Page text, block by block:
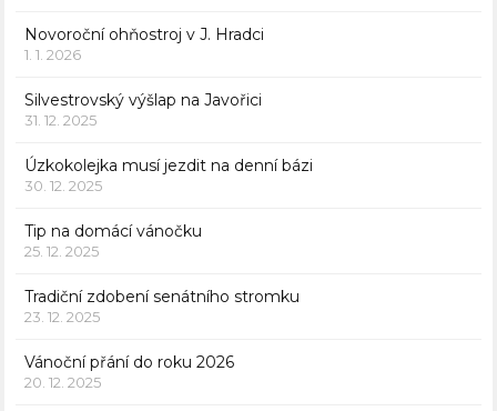
Novoroční ohňostroj v J. Hradci
1. 1. 2026
Silvestrovský výšlap na Javořici
31. 12. 2025
Úzkokolejka musí jezdit na denní bázi
30. 12. 2025
Tip na domácí vánočku
25. 12. 2025
Tradiční zdobení senátního stromku
23. 12. 2025
Vánoční přání do roku 2026
20. 12. 2025